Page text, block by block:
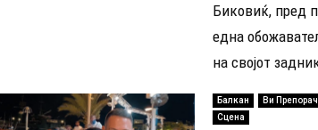
Биковиќ, пред
една
на својот
Балкан Ви
Сцена